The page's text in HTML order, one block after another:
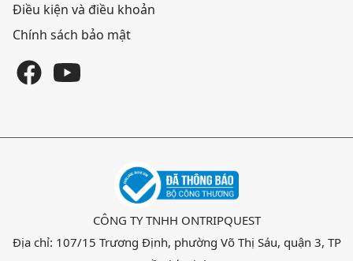
Điều kiện và điều khoản
Chính sách bảo mật
CÔNG TY TNHH ONTRIPQUEST
Địa chỉ: 107/15 Trương Định, phường Võ Thị Sáu, quận 3, TP